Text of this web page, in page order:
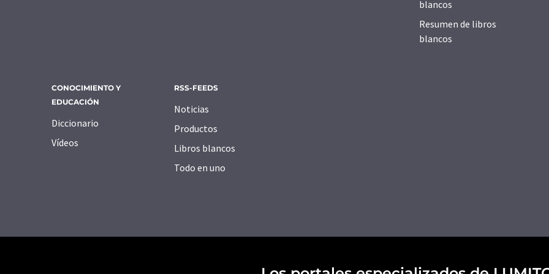
blancos
Resumen de libros
blancos
CONOCIMIENTO Y
EDUCACIÓN
Diccionario
Vídeos
RSS-FEEDS
Noticias
Productos
Libros blancos
Todo en uno